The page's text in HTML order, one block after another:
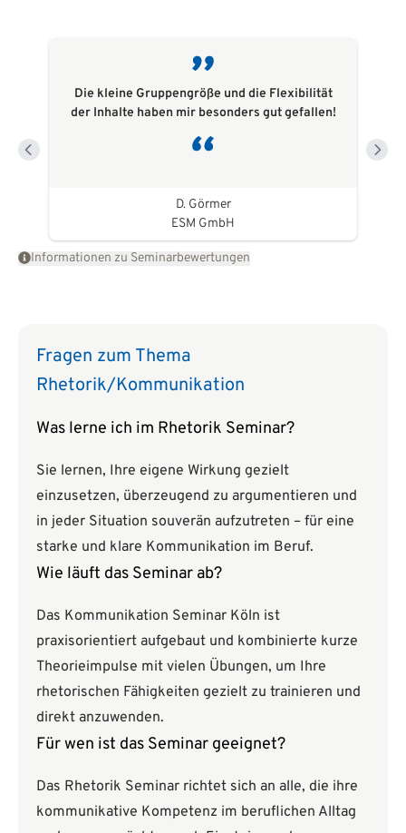
Die kleine Gruppengröße und die Flexibilität
der Inhalte haben mir besonders gut gefallen!
D. Görmer
ESM GmbH
Informationen zu Seminarbewertungen
Fragen zum Thema
Rhetorik/Kommunikation
Was lerne ich im Rhetorik Seminar?
Sie lernen, Ihre eigene Wirkung gezielt
einzusetzen, überzeugend zu argumentieren und
in jeder Situation souverän aufzutreten – für eine
starke und klare Kommunikation im Beruf.
Wie läuft das Seminar ab?
Das Kommunikation Seminar Köln ist
praxisorientiert aufgebaut und kombinierte kurze
Theorieimpulse mit vielen Übungen, um Ihre
rhetorischen Fähigkeiten gezielt zu trainieren und
direkt anzuwenden.
Für wen ist das Seminar geeignet?
Das Rhetorik Seminar richtet sich an alle, die ihre
kommunikative Kompetenz im beruflichen Alltag